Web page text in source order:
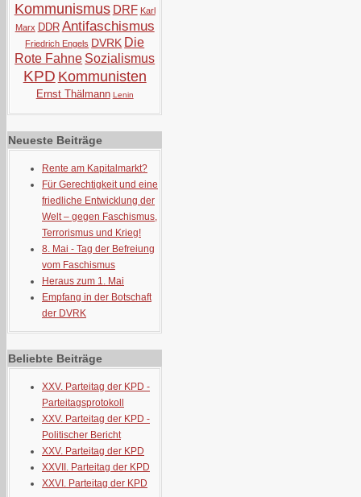
Kommunismus DRF Karl
Marx DDR Antifaschismus
Friedrich Engels DVRK Die
Rote Fahne Sozialismus
KPD Kommunisten
Ernst Thälmann Lenin
Neueste Beiträge
Rente am Kapitalmarkt?
Für Gerechtigkeit und eine
friedliche Entwicklung der
Welt – gegen Faschismus,
Terrorismus und Krieg!
8. Mai - Tag der Befreiung
vom Faschismus
Heraus zum 1. Mai
Empfang in der Botschaft
der DVRK
Beliebte Beiträge
XXV. Parteitag der KPD -
Parteitagsprotokoll
XXV. Parteitag der KPD -
Politischer Bericht
XXV. Parteitag der KPD
XXVII. Parteitag der KPD
XXVI. Parteitag der KPD